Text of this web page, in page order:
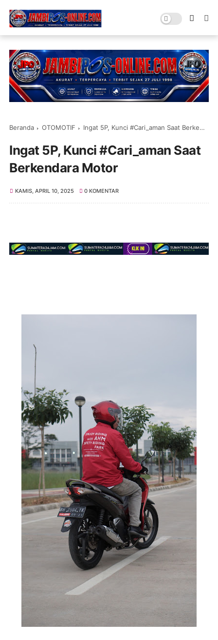
Beranda OTOMOTIF Ingat 5P, Kunci #Cari_aman Saat Berkendara Motor
Ingat 5P, Kunci #Cari_aman Saat
Berkendara Motor
KAMIS, APRIL 10, 2025 0 KOMENTAR